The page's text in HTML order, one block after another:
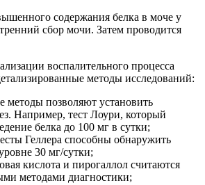
содержания белка в моче у
сбор мочи. Затем проводится
воспалительного процесса
методы исследований:
методы позволяют установить
Например, тест Лоури, который
белка до 100 мг в сутки;
Геллера способны обнаружить
30 мг/сутки;
кислота и пирогаллол считаются
методами диагностики;